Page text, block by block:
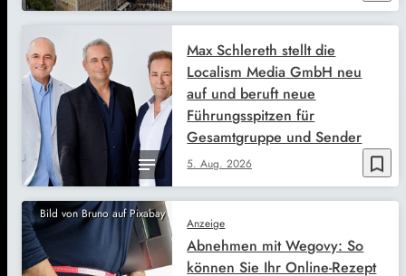
bookmark_border
5. Aug. 2026
Max Schlereth stellt die
Localism Media GmbH neu
auf und beruft neue
Führungsspitzen für
Gesamtgruppe und Sender
Bild von Bruno auf Pixabay
Anzeige
Abnehmen mit Wegovy: So
können Sie Ihr Online-Rezept